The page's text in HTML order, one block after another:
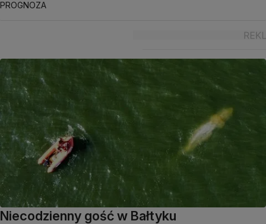
PROGNOZA
Niecodzienny gość w Bałtyku